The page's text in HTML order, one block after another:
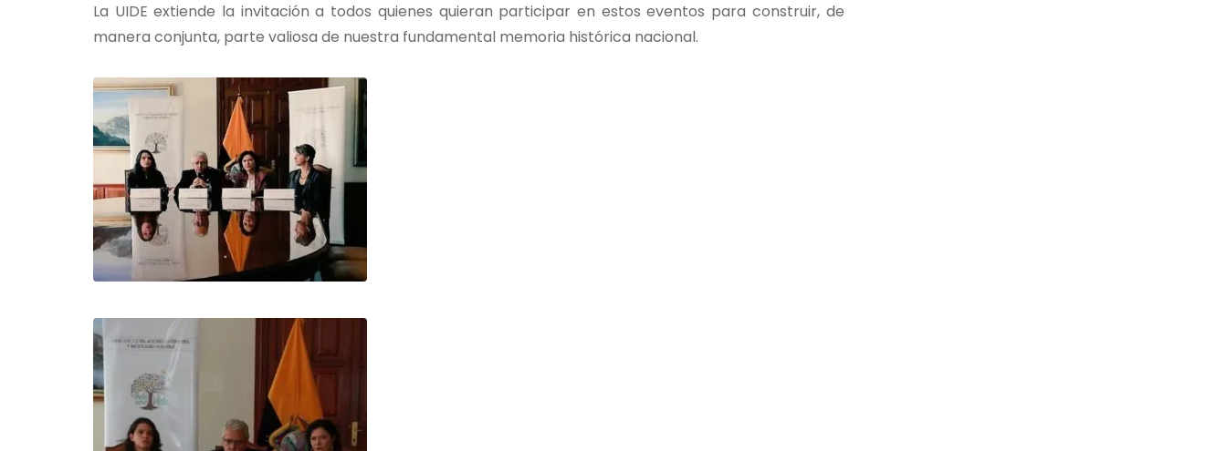
La UIDE extiende la invitación a todos quienes quieran participar en estos eventos para construir, de
manera conjunta, parte valiosa de nuestra fundamental memoria histórica nacional.